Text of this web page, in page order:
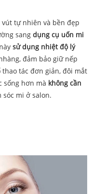
tự nhiên và bền đẹp
sang dụng cụ uốn mi
sử dụng nhiệt độ lý
đảm bảo giữ nếp
tác đơn giản, đôi mắt
sống hơn mà không cần
sóc mi ở salon.